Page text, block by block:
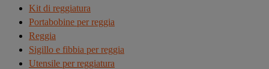
Kit di reggiatura
Portabobine per reggia
Reggia
Sigillo e fibbia per reggia
Utensile per reggiatura